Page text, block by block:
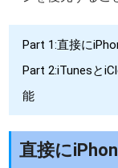
Part 1:直接に
Part 2:iTunesと
能
直接に